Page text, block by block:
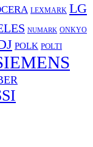
LEXMARK LG
NUMARK ONKYO
POLK POLTI